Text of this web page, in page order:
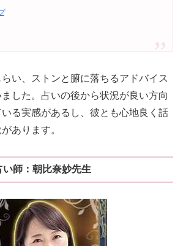
い、ストンと腑に落ちるアドバイス
した。占いの後から状況が良い方向
る実感があるし、彼とも心地良く話
あります。
師：朝比奈妙先生